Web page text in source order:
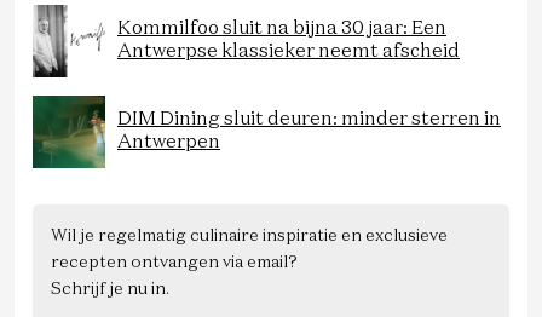
Kommilfoo sluit na bijna 30 jaar: Een
Antwerpse klassieker neemt afscheid
DIM Dining sluit deuren: minder sterren in
Antwerpen
Wil je regelmatig culinaire inspiratie en exclusieve
recepten ontvangen via email?
Schrijf je nu in.